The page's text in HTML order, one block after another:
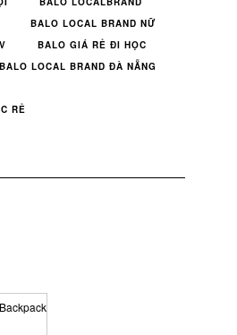
BALO LOCAL BRAND NỮ
BALO GIÁ RẺ ĐI HỌC
BALO LOCAL BRAND ĐÀ NẴNG
RẺ